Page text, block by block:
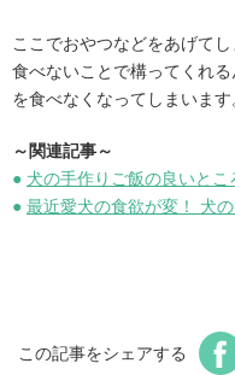
ここでおやつなどをあげて
食べないことで構ってくれ
を食べなくなってしまいます
～関連記事～
● 犬の手作りご飯の良いとこ
● 最近愛犬の食欲が変！ 犬
この記事をシェアする